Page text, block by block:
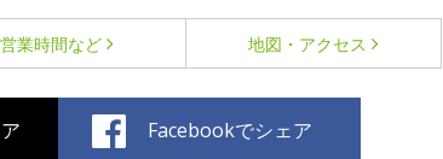
営業時間など 地図・アクセス
Facebookでシェア